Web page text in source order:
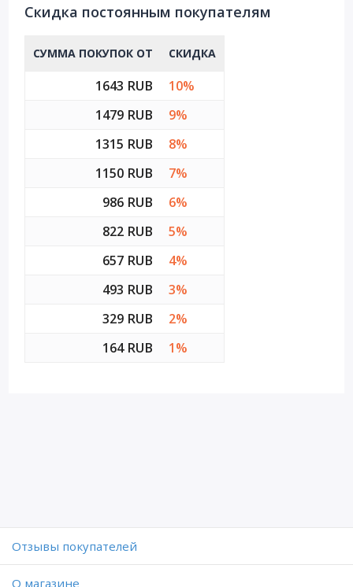
Cкидка постоянным покупателям
СУММА ПОКУПОК ОТ СКИДКА
1643 RUB
10%
1479 RUB
9%
1315 RUB
8%
1150 RUB
7%
986 RUB
6%
822 RUB
5%
657 RUB
4%
493 RUB
3%
329 RUB
2%
164 RUB
1%
Отзывы покупателей
O магазине